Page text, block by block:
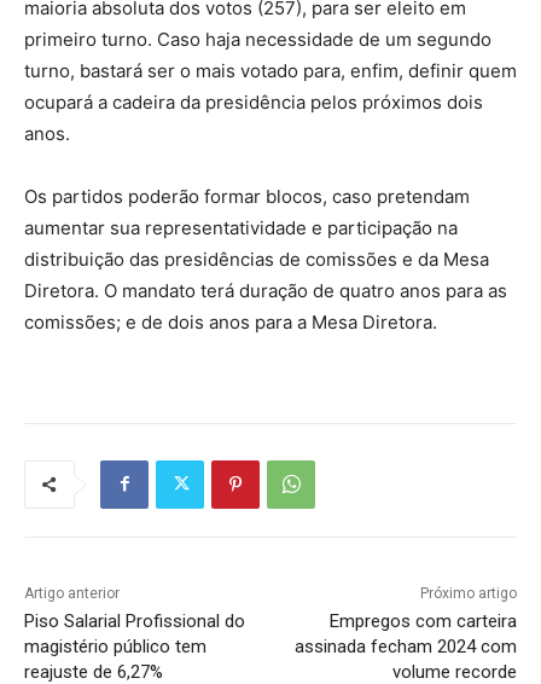
maioria absoluta dos votos (257), para ser eleito em
primeiro turno. Caso haja necessidade de um segundo
turno, bastará ser o mais votado para, enfim, definir quem
ocupará a cadeira da presidência pelos próximos dois
anos.
Os partidos poderão formar blocos, caso pretendam
aumentar sua representatividade e participação na
distribuição das presidências de comissões e da Mesa
Diretora. O mandato terá duração de quatro anos para as
comissões; e de dois anos para a Mesa Diretora.
Artigo anterior
Piso Salarial Profissional do
magistério público tem
reajuste de 6,27%
Próximo artigo
Empregos com carteira
assinada fecham 2024 com
volume recorde